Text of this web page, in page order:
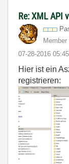
Re: XML API
Member
‎07-28-2016
Hier ist ein
registrieren: